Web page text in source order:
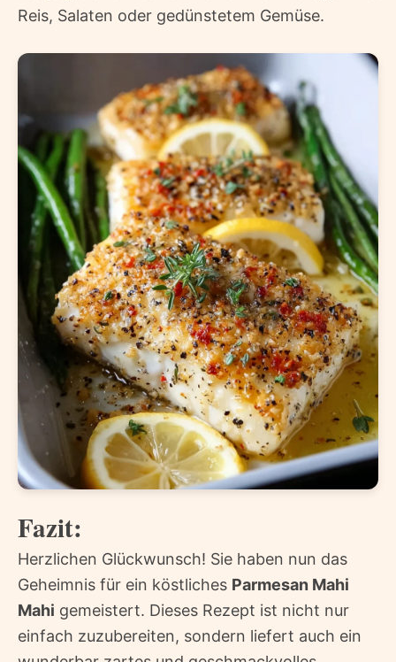
Reis, Salaten oder gedünstetem Gemüse.
Fazit:
Herzlichen Glückwunsch! Sie haben nun das
Geheimnis für ein köstliches Parmesan Mahi
Mahi gemeistert. Dieses Rezept ist nicht nur
einfach zuzubereiten, sondern liefert auch ein